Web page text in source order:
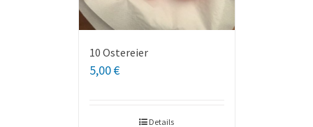
10 Ostereier
5,00€
Details